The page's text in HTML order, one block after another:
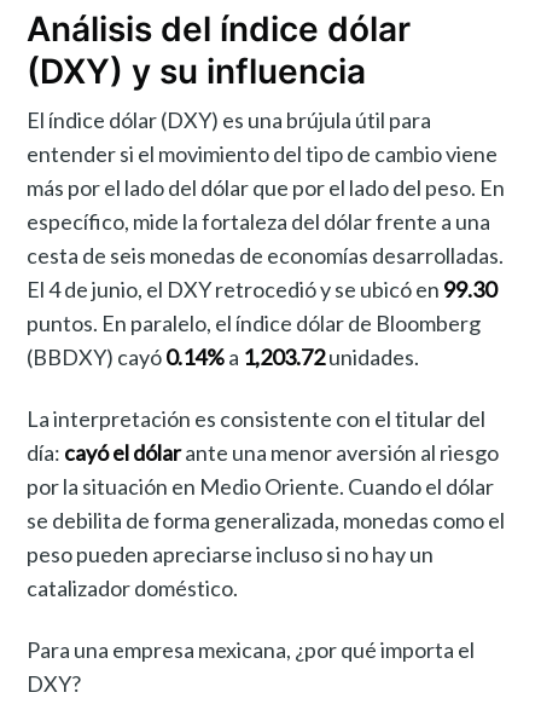
Análisis del índice dólar
(DXY) y su influencia
El índice dólar (DXY) es una brújula útil para
entender si el movimiento del tipo de cambio viene
más por el lado del dólar que por el lado del peso. En
específico, mide la fortaleza del dólar frente a una
cesta de seis monedas de economías desarrolladas.
El 4 de junio, el DXY retrocedió y se ubicó en 99.30
puntos. En paralelo, el índice dólar de Bloomberg
(BBDXY) cayó0.14%a 1,203.72unidades.
La interpretación es consistente con el titular del
día: cayó el dólarante una menor aversión al riesgo
por la situación en Medio Oriente. Cuando el dólar
se debilita de forma generalizada, monedas como el
peso pueden apreciarse incluso si no hay un
catalizador doméstico.
Para una empresa mexicana, ¿por qué importa el
DXY?